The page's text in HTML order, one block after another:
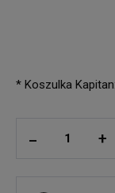
* Koszulka Kapitan:
+